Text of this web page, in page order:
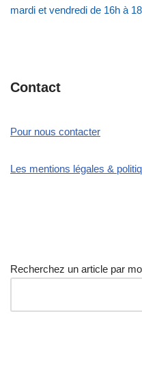
mardi et vendredi de 16h à
Contact
Pour nous contacter
Les mentions légales &
Recherchez un article par